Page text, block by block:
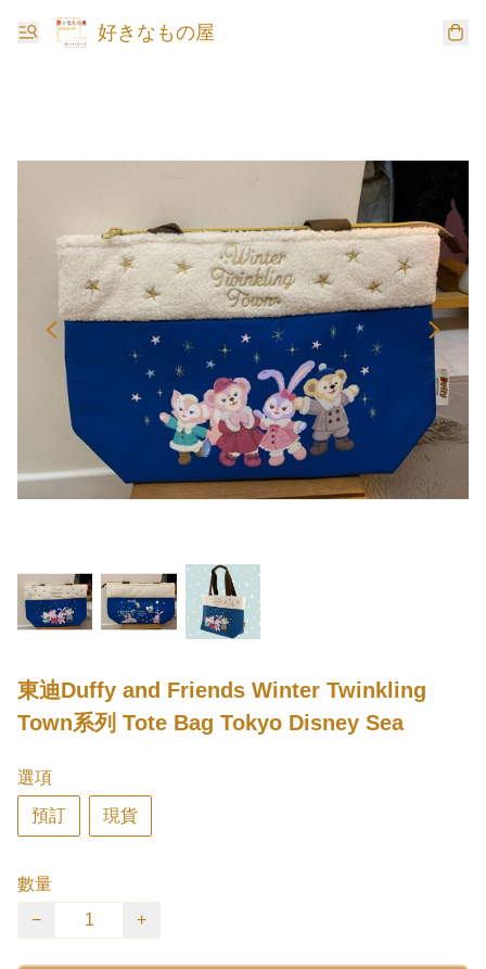
好きなもの屋
東迪Duffy and Friends Winter Twinkling
Town系列 Tote Bag Tokyo Disney Sea
選項
預訂 現貨
數量
−
+